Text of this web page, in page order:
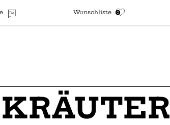
De Wunschliste